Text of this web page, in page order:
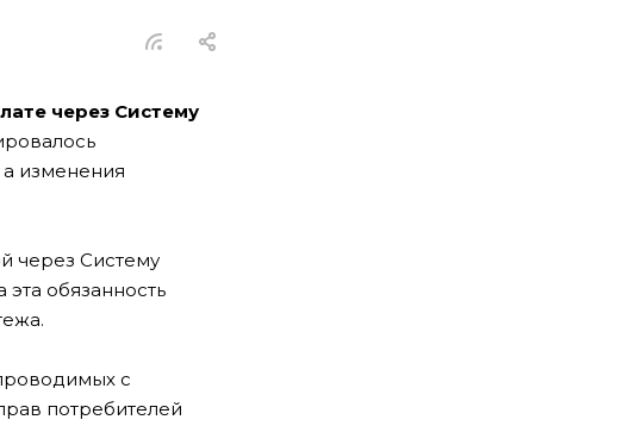
через Систему
изменения
через Систему
обязанность
с
потребителей